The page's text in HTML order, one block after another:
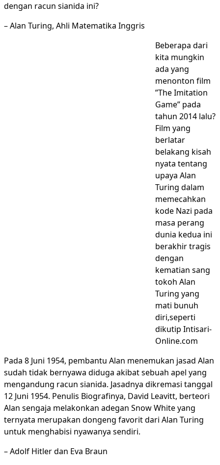
dengan racun sianida ini?
– Alan Turing, Ahli Matematika Inggris
Beberapa dari
kita mungkin
ada yang
menonton film
”The Imitation
Game” pada
tahun 2014 lalu?
Film yang
berlatar
belakang kisah
nyata tentang
upaya Alan
Turing dalam
memecahkan
kode Nazi pada
masa perang
dunia kedua ini
berakhir tragis
dengan
kematian sang
tokoh Alan
Turing yang
mati bunuh
diri,seperti
dikutip Intisari-
Online.com
Pada 8 Juni 1954, pembantu Alan menemukan jasad Alan
sudah tidak bernyawa diduga akibat sebuah apel yang
mengandung racun sianida. Jasadnya dikremasi tanggal
12 Juni 1954. Penulis Biografinya, David Leavitt, berteori
Alan sengaja melakonkan adegan Snow White yang
ternyata merupakan dongeng favorit dari Alan Turing
untuk menghabisi nyawanya sendiri.
– Adolf Hitler dan Eva Braun